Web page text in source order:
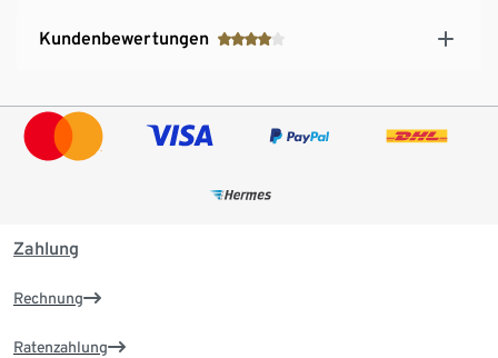
Kundenbewertungen
Zahlung
Rechnung
Ratenzahlung